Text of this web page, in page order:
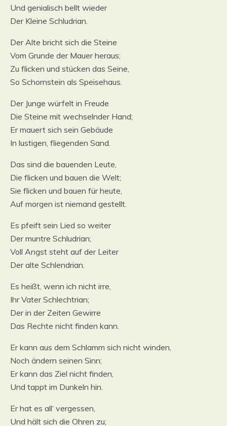
Und genialisch bellt wieder
Der Kleine Schludrian.
Der Alte bricht sich die Steine
Vom Grunde der Mauer heraus;
Zu flicken und stücken das Seine,
So Schornstein als Speisehaus.
Der Junge würfelt in Freude
Die Steine mit wechselnder Hand;
Er mauert sich sein Gebäude
In lustigen, fliegenden Sand.
Das sind die bauenden Leute,
Die flicken und bauen die Welt;
Sie flicken und bauen für heute,
Auf morgen ist niemand gestellt.
Es pfeift sein Lied so weiter
Der muntre Schludrian;
Voll Angst steht auf der Leiter
Der alte Schlendrian.
Es heißt, wenn ich nicht irre,
Ihr Vater Schlechtrian;
Der in der Zeiten Gewirre
Das Rechte nicht finden kann.
Er kann aus dem Schlamm sich nicht winden,
Noch ändern seinen Sinn;
Er kann das Ziel nicht finden,
Und tappt im Dunkeln hin.
Er hat es all‘ vergessen,
Und hält sich die Ohren zu;